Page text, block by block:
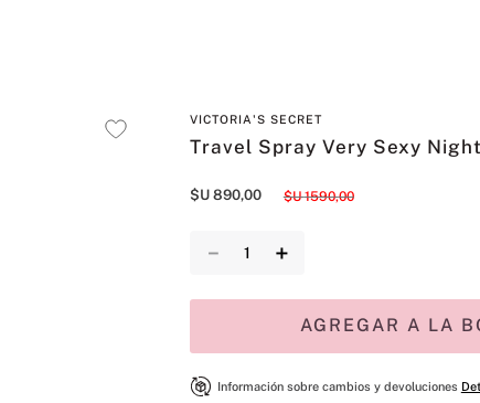
VICTORIA'S SECRET
Travel Spray Very Sexy Night
$U 890,00 $U 1590,00
＋
－
AGREGAR A LA
Información sobre cambios y devoluciones